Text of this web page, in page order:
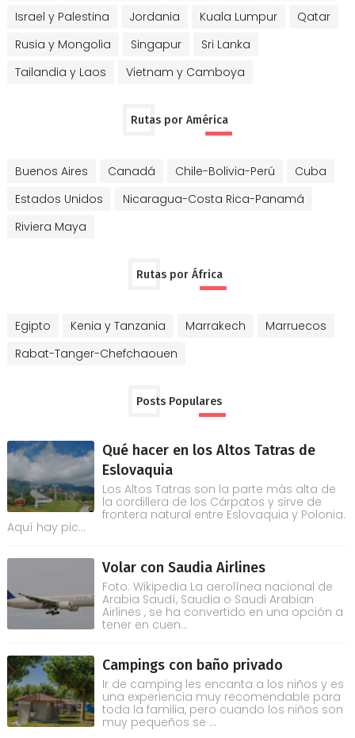
Israel y Palestina
Jordania Kuala Lumpur
Qatar
Rusia y Mongolia
Singapur
Sri Lanka
Tailandia y Laos
Vietnam y Camboya
Rutas por América
Buenos Aires Canadá Chile-Bolivia-Perú
Cuba
Estados Unidos
Nicaragua-Costa Rica-Panamá
Riviera Maya
Rutas por África
Egipto Kenia y Tanzania Marrakech
Marruecos
Rabat-Tanger-Chefchaouen
Posts Populares
Qué hacer en los Altos Tatras de
Eslovaquia
Los Altos Tatras son la parte más alta de
la cordillera de los Cárpatos y sirve de
frontera natural entre Eslovaquia y Polonia.
Aquí hay pic...
Volar con Saudia Airlines
Foto: Wikipedia La aerolínea nacional de
Arabia Saudí, Saudia o Saudi Arabian
Airlines , se ha convertido en una opción a
tener en cuen...
Campings con baño privado
Ir de camping les encanta a los niños y es
una experiencia muy recomendable para
toda la familia, pero cuando los niños son
muy pequeños se ...